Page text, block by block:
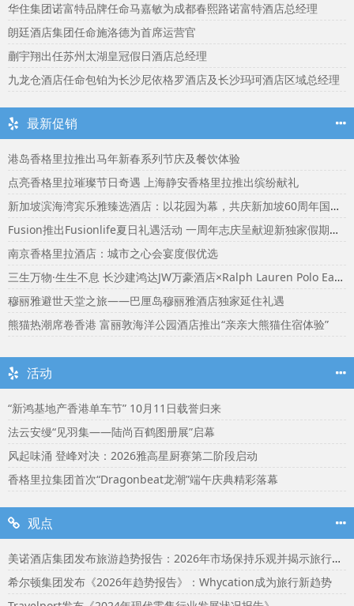
华住集团诺富特品牌任命马嘉敏为成都春熙路诺富特酒店总经理
朗廷酒店集团任命施洛德为首席运营官
蒯宇翔出任苏州太湖皇冠假日酒店总经理
九龙仓酒店任命包铂为长沙尼依格罗酒店及长沙玛珂酒店区域总经理
最新促销
港岛香格里拉推出马年新春系列节庆及餐饮体验
点亮香格里拉璀璨节日奇遇 上海静安香格里拉推出缤纷献礼
新加坡滨海湾宾乐雅臻选酒店：以花园为幕，共庆新加坡60周年国庆盛宴
Fusion推出Fusionlife夏日礼遇活动 一周年志庆呈献迎新独家假期奖赏
南京香格里拉酒店：城市之心会宴度假优选
三生万物·生生不息 长沙建鸿达JW万豪酒店×Ralph Lauren Polo Earth开启可持续生活旅行美学
穆丽雅避世天堂之旅——巴厘岛穆丽雅酒店独家延住礼遇
熊猫热潮席卷香港 富丽敦海洋公园酒店推出“亲亲大熊猫住宿体验”
活动
“新鸿基地产香港单车节” 10月11日载誉归来
法云安缦“见羽集——陆尚百鹤图册展”启幕
风起味涌 登峰对决：2026雅高星厨赛第二阶段启动
香格里拉集团首次“Dragonbeat龙潮”端午庆典精彩落幕
观点
美诺酒店集团发布旅游趋势报告：2026年市场保持乐观并揭示旅行者渴望联结
希尔顿集团发布《2026年趋势报告》：Whycation成为旅行新趋势